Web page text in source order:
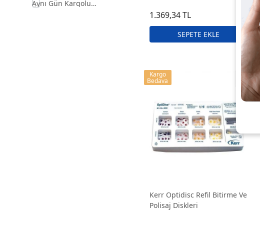
Aynı Gün Kargolu
Ürünler 1.369,34 TL
Kerr Optidisc Refil Bitirme Ve
Polisaj Diskleri
Kargo
Bedava